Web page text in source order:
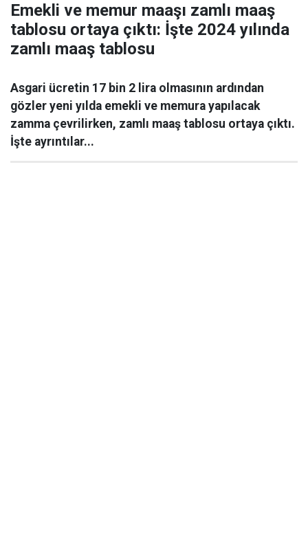
Emekli ve memur maaşı zamlı maaş
tablosu ortaya çıktı: İşte 2024 yılında
zamlı maaş tablosu
Asgari ücretin 17 bin 2 lira olmasının ardından
gözler yeni yılda emekli ve memura yapılacak
zamma çevrilirken, zamlı maaş tablosu ortaya çıktı.
İşte ayrıntılar...